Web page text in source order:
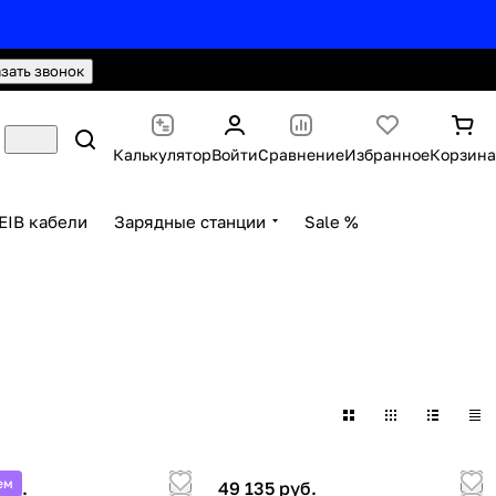
звонок
КалькуляторВойтиСравнениеИзбранноеКорзина
кабели Зарядные станции Sale %
49 135 руб.